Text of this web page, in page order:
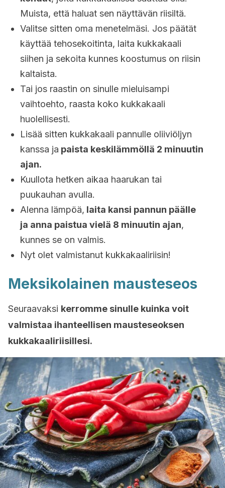
Muista, että haluat sen näyttävän riisiltä.
Valitse sitten oma menetelmäsi. Jos päätät
käyttää tehosekoitinta, laita kukkakaali
siihen ja sekoita kunnes koostumus on riisin
kaltaista.
Tai jos raastin on sinulle mieluisampi
vaihtoehto, raasta koko kukkakaali
huolellisesti.
Lisää sitten kukkakaali pannulle oliiviöljyn
kanssa ja paista keskilämmöllä 2 minuutin
ajan.
Kuullota hetken aikaa haarukan tai
puukauhan avulla.
Alenna lämpöä, laita kansi pannun päälle
ja anna paistua vielä 8 minuutin ajan,
kunnes se on valmis.
Nyt olet valmistanut kukkakaaliriisin!
Meksikolainen mausteseos
Seuraavaksi kerromme sinulle kuinka voit
valmistaa ihanteellisen mausteseoksen
kukkakaaliriisillesi.